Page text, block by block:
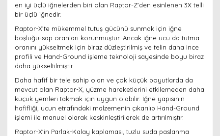
en iyi üçlü iğnelerden biri olan Raptor-Z'den esinlenen 3X telli
bir üçlü iğnedir.
Raptor-X’te mükemmel tutuş gücünü sunmak için iğne
boşluğu-sap oranları korunmuştur. Ancak iğne ucu da tutma
oranını yükseltmek için biraz düzleştirilmiş ve telin daha ince
profili ve Hand-Ground işleme teknoloji sayesinde boyu biraz
daha yükseltilmiştir.
Daha hafif bir tele sahip olan ve çok küçük boyutlarda da
mevcut olan Raptor-X, yüzme hareketlerini etkilemeden daha
küçük yemleri takmak için uygun olabilir. İğne yapısının
hafifliği, ucun etrafındaki malzemenin çıkarılıp Hand-Ground
işlemi ile manuel olarak keskinleştirilerek de artırılmıştır.
Raptor-X'in Parlak-Kalay kaplaması, tuzlu suda paslanma